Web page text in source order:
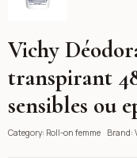
Vichy
transpirant
sensibles ou
Category: Roll-on femme Brand: